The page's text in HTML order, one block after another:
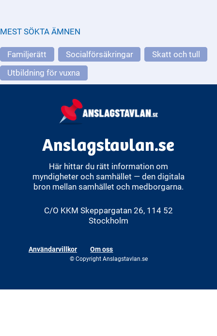
MEST SÖKTA ÄMNEN
Familjerätt Socialförsäkringar
Skatt och tull
Utbildning för vuxna
Anslagstavlan.se
Här hittar du rätt information om
myndigheter och samhället — den digitala
bron mellan samhället och medborgarna.
C/O KKM Skeppargatan 26, 114 52
Stockholm
Användarvillkor Om oss
© Copyright Anslagstavlan.se